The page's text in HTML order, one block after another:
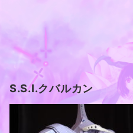
S.S.I.クバルカン